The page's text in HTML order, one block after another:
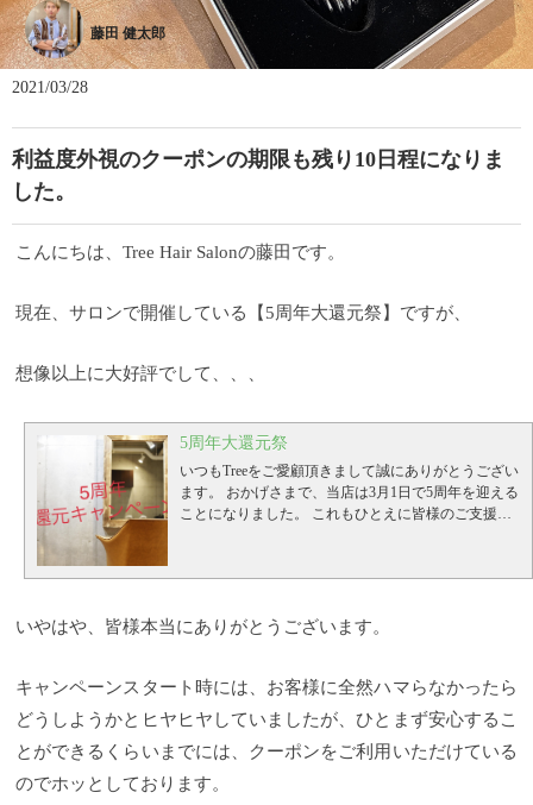
藤田 健太郎
2021/03/28
利益度外視のクーポンの期限も残り10日程になりま
した。
こんにちは、Tree Hair Salonの藤田です。
現在、サロンで開催している【5周年大還元祭】ですが、
想像以上に大好評でして、、、
5周年大還元祭
いつもTreeをご愛顧頂きまして誠にありがとうござい
ます。 おかげさまで、当店は3月1日で5周年を迎える
ことになりました。 これもひとえに皆様のご支援、
還元祭】を行います。2/22(月)〜4月9日(金) の期間、
シャルクーポン】と【福引】そして【店内商品すべ
質改善トリートメント 40590円 → 19800円 ↓ ↓ ↓
↓ 【5周年記念】Refa CARAT RAY付き＋カット＋ト
リorスパ ReFa CARAT RAY 付 カット＋カラー43340
円 → 22550円 ↓ ↓ ↓ ↓ 【5周年記念】Refa CARAT
ト＋カラー＋髪質改善トリートメント 48290円 →
いやはや、皆様本当にありがとうございます。
キャンペーンスタート時には、お客様に全然ハマらなかったら
どうしようかとヒヤヒヤしていましたが、ひとまず安心するこ
とができるくらいまでには、クーポンをご利用いただけている
のでホッとしております。